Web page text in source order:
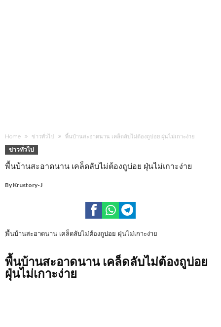
Home ข่าวทั่วไป พื้นบ้านสะอาดนาน เคล็ดลับไม่ต้องถูบ่อย ฝุ่นไม่เกาะง่าย
ข่าวทั่วไป
พื้นบ้านสะอาดนาน เคล็ดลับไม่ต้องถูบ่อย ฝุ่นไม่เกาะง่าย
By Krustory-J
พื้นบ้านสะอาดนาน เคล็ดลับไม่ต้องถูบ่อย
ฝุ่นไม่เกาะง่าย